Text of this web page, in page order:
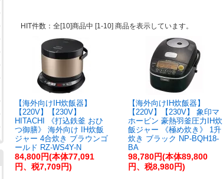
HIT件数：全[10]商品中 [1-10] 商品を表示しています。
【海外向けIH炊飯器】
【220V】【230V】
HITACHI 《打込鉄釜 おひ
つ御膳》 海外向け IH炊飯
ジャー 4合炊き ブラウンゴ
ールド RZ-WS4Y-N
84,800円(本体77,091
円、税7,709円)
【海外向けIH炊飯器】
【220V】【230V】 象印マ
ホービン 豪熱羽釜圧力IH炊
飯ジャー 《極め炊き》 1升
炊き ブラック NP-BQH18-
BA
98,780円(本体89,800
円、税8,980円)